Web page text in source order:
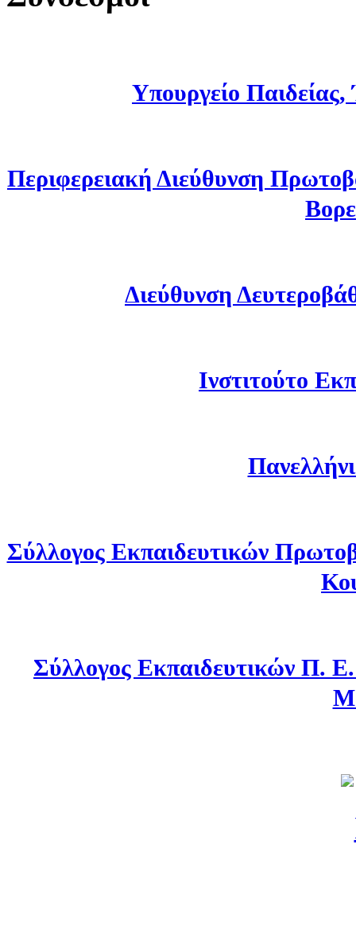
Υπουργείο
Περιφερειακή Διεύθυνση
Διεύθυνση
Ινστιτούτο
Σύλλογος Εκπαιδευτικών
Σύλλογος Εκπαιδευτικών Π.